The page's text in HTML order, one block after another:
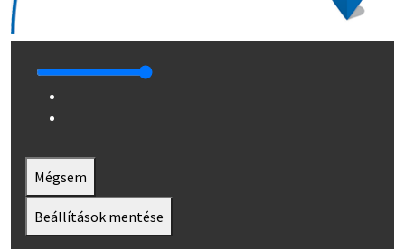
Mégsem
Beállítások mentése